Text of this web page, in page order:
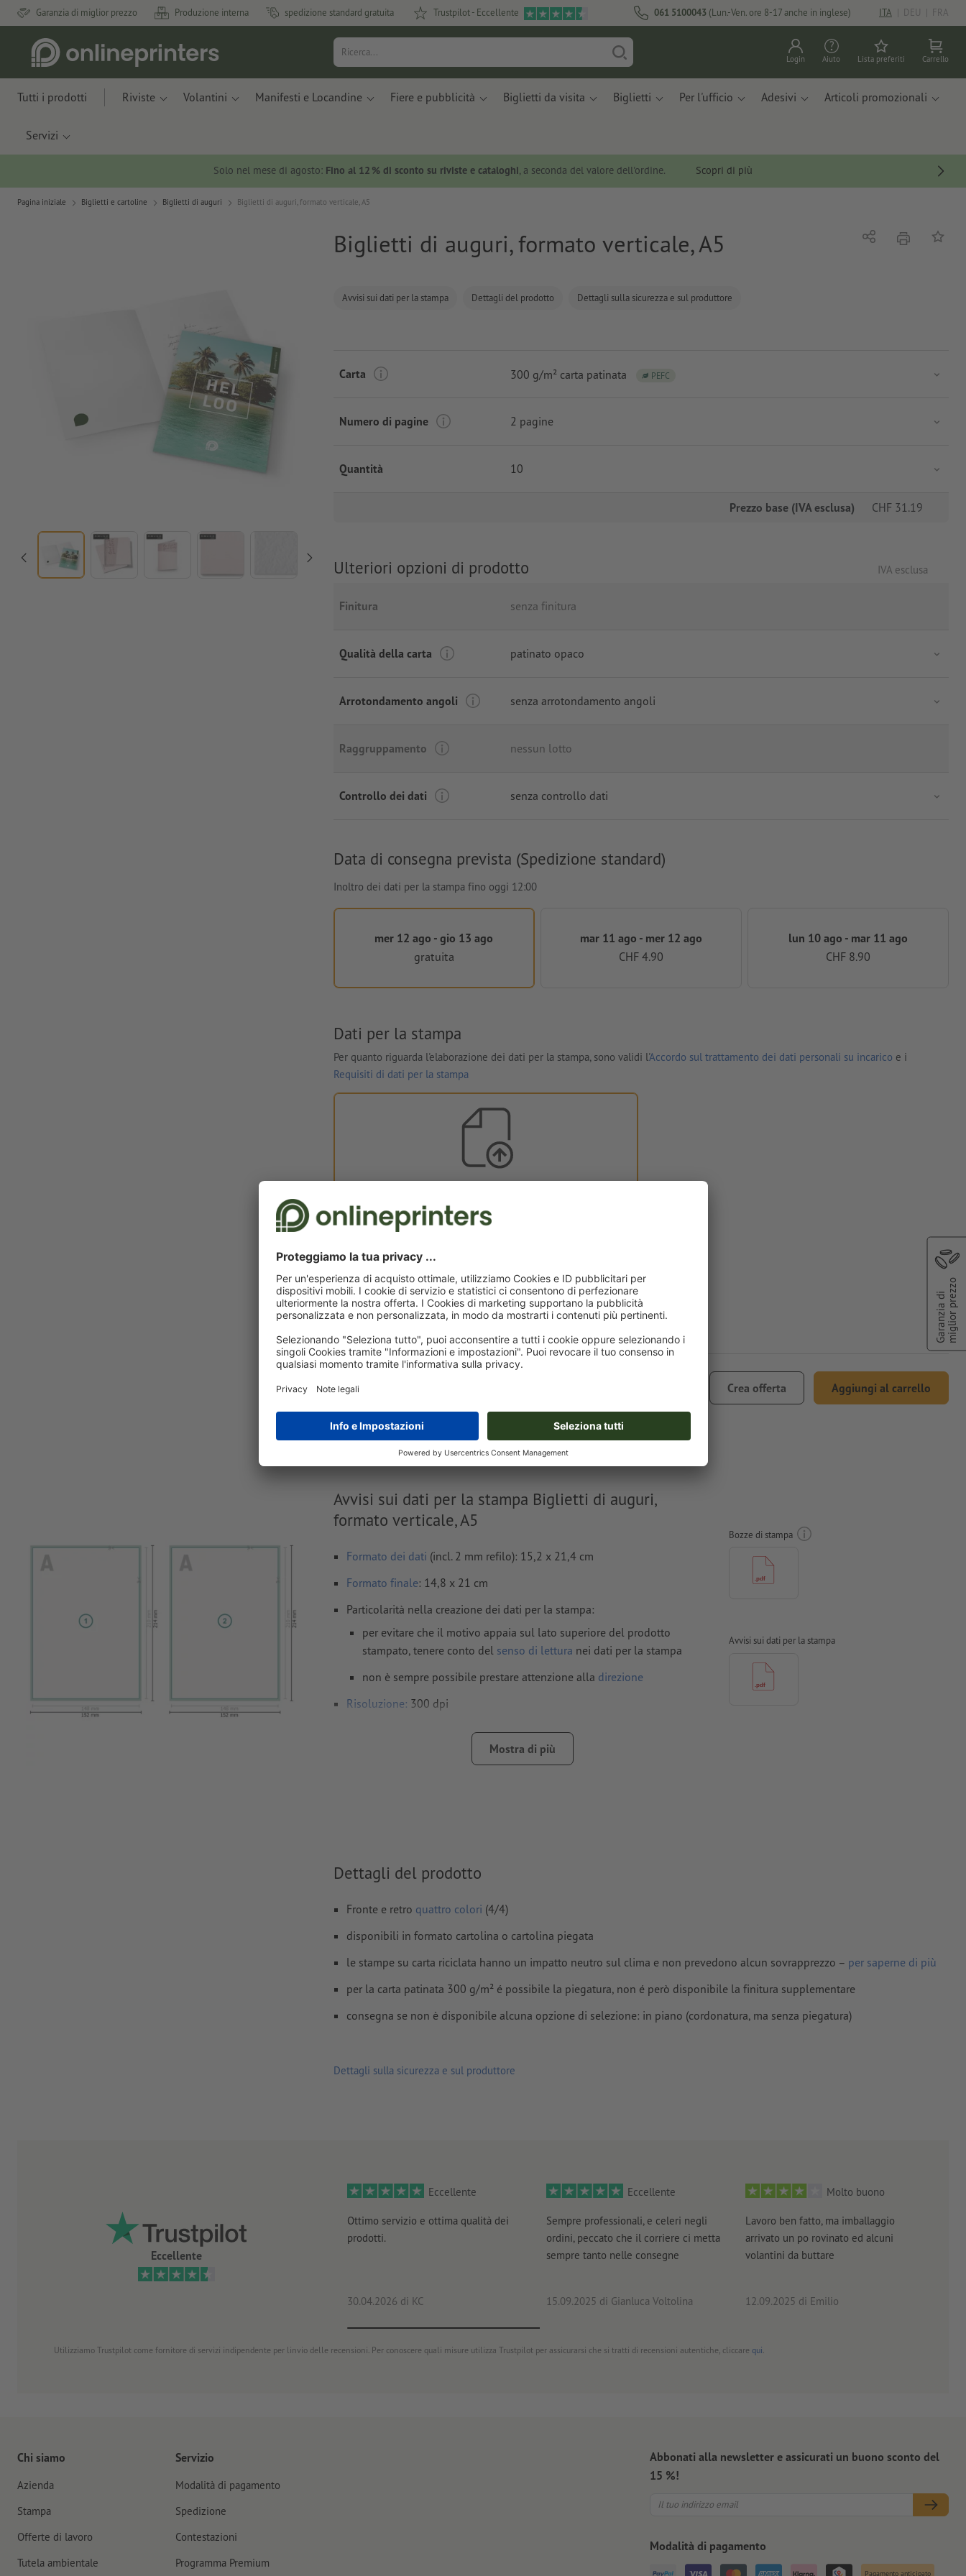
Garanzia di miglior prezzo Produzione interna spedizione standard gratuita Trustpilot - Eccellente 061 5100043 (Lun.-Ven. ore 8-17 anche in inglese) ITA | DEU | FRA
Login Aiuto Lista preferiti Carrello
Tutti i prodotti Riviste Volantini Manifesti e Locandine Fiere e pubblicità Biglietti da visita Biglietti Per l'ufficio Adesivi Articoli promozionali
Servizi
Solo nel mese di agosto: Fino al 12 % di sconto su riviste e cataloghi, a seconda del valore dell'ordine. Scopri di più
Pagina iniziale Biglietti e cartoline Biglietti di auguri Biglietti di auguri, formato verticale, A5
Biglietti di auguri, formato verticale, A5
Avvisi sui dati per la stampa Dettagli del prodotto Dettagli sulla sicurezza e sul produttore
Condividistamparealla
Carta 300 g/m² carta patinata PEFC
Numero di pagine 2 pagine
Quantità 10
Prezzo base (IVA esclusa) CHF 31.19
Ulteriori opzioni di prodotto IVA esclusa
Finitura senza finitura
Qualità della carta patinato opaco
Arrotondamento angoli senza arrotondamento angoli
Raggruppamento nessun lotto
Controllo dei dati senza controllo dati
Data di consegna prevista (Spedizione standard)
Inoltro dei dati per la stampa fino oggi 12:00
mer 12 ago - gio 13 ago
gratuita
mar 11 ago - mer 12 ago
CHF 4.90
lun 10 ago - mar 11 ago
CHF 8.90
Dati per la stampa
Per quanto riguarda l'elaborazione dei dati per la stampa, sono validi l'Accordo sul trattamento dei dati personali su incarico e i
Requisiti di dati per la stampa
È possibile caricare i dati per la stampa prima o dopo
Carica adesso
Crea offerta Aggiungi al carrello
mer 12 ago - gio 13 ago
Peso: ca.
Avvisi sui dati per la stampa Biglietti di auguri,
formato verticale, A5
Formato dei dati (incl. 2 mm refilo): 15,2 x 21,4 cm
Formato finale: 14,8 x 21 cm
Particolarità nella creazione dei dati per la stampa:
per evitare che il motivo appaia sul lato superiore del prodotto
stampato, tenere conto del senso di lettura nei dati per la stampa
non è sempre possibile prestare attenzione alla direzione
Risoluzione: 300 dpi
Creare il documento con 2 mm direfilosui lati e le informazioni
importanti ad almeno 4 mm di distanza dal formato finale
Non controlliamo leimpostazioni di sovrastampa
Come si creano correttamente i dati di stampa?
Mostra di più
Bozze di stampa
Avvisi sui dati per la stampa
Dettagli del prodotto
Fronte e retro quattro colori (4/4)
disponibili in formato cartolina o cartolina piegata
le stampe su carta riciclata hanno un impatto neutro sul clima e non prevedono alcun sovrapprezzo – per saperne di più
per la carta patinata 300 g/m² é possibile la piegatura, non é però disponibile la finitura supplementare
consegna se non è disponibile alcuna opzione di selezione: in piano (cordonatura, ma senza piegatura)
Dettagli sulla sicurezza e sul produttore
Eccellente
Eccellente
Ottimo servizio e ottima qualità dei
prodotti.
30.04.2026 di KC
Eccellente
Sempre professionali, e celeri negli
ordini, peccato che il corriere ci metta
sempre tanto nelle consegne
15.09.2025 di Gianluca Voltolina
Molto buono
Lavoro ben fatto, ma imballaggio
arrivato un po rovinato ed alcuni
volantini da buttare
12.09.2025 di Emilio
Utilizziamo Trustpilot come fornitore di servizi indipendente per linvio delle recensioni. Per conoscere quali misure utilizza Trustpilot per assicurarsi che si tratti di recensioni autentiche, cliccare qui.
Garanzia dimiglior prezzo
Chi siamo
Azienda
Stampa
Offerte di lavoro
Tutela ambientale
Servizio
Modalità di pagamento
Spedizione
Contestazioni
Programma Premium
Abbonati alla newsletter e assicurati un buono sconto del
15 %!
Modalità di pagamento
Pagamento anticipato